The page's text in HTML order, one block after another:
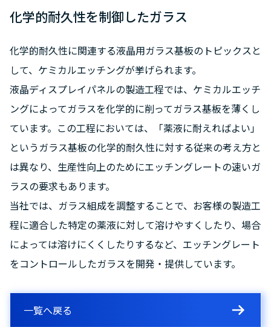
化学的耐久性を制御したガラス
化学的耐久性に関連する液晶用ガラス基板のトピックスと
して、ケミカルエッチングが挙げられます。
液晶ディスプレイパネルの製造工程では、ケミカルエッチ
ングによってガラスを化学的に削ってガラス基板を薄くし
ています。この工程においては、「薬液に耐えればよい」
というガラス基板の化学的耐久性に対する従来の考え方と
は異なり、生産性向上のためにエッチングレートの速いガ
ラスの要求もあります。
当社では、ガラス組成を調整することで、お客様の製造工
程に適合した特定の薬液に対して溶けやすくしたり、場合
によっては溶けにくくしたりするなど、エッチングレート
をコントロールしたガラスを開発・提供しています。
一覧へ戻る